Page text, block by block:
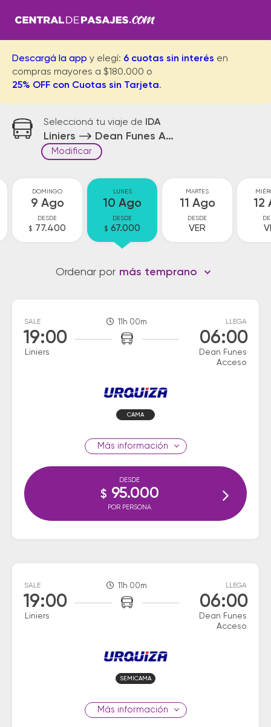
Descargá la app y elegí: 6 cuotas sin interés en
compras mayores a $180.000 o
25% OFF con Cuotas sin Tarjeta.
Seleccioná tu viaje de IDA
Liniers Dean Funes Acceso
Modificar
DOMINGO
9 Ago
DESDE
$ 77.400
LUNES
10 Ago
DESDE
$ 67.000
MARTES
11 Ago
DESDE
VER
12
Ordenar por más temprano
SALE
19:00
Liniers
11h 00m LLEGA
06:00
Dean Funes
Acceso
CAMA
información
DESDE
$ 95.000
POR PERSONA
SALE
19:00
Liniers
11h 00m LLEGA
06:00
Dean Funes
Acceso
SEMICAMA
información